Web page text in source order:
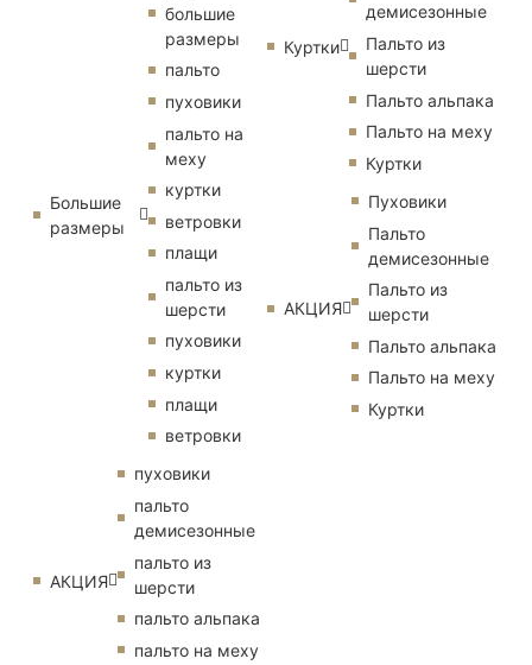
Большие
размеры
большие
размеры
пальто
пуховики
пальто на
меху
куртки
ветровки
плащи
пальто из
шерсти
пуховики
куртки
плащи
ветровки
АКЦИЯ
пуховики
пальто
демисезонные
пальто из
шерсти
пальто альпака
пальто на меху
Куртки
демисезонные
Пальто из
шерсти
Пальто альпака
Пальто на меху
Куртки
АКЦИЯ
Пуховики
Пальто
демисезонные
Пальто из
шерсти
Пальто альпака
Пальто на меху
Куртки